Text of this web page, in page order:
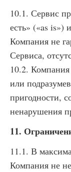
10.1. Сервис
есть» («as is»)
Компания не
Сервиса,
10.2.
или
пригодности,
ненарушения
11.
11.1. В
Компания не